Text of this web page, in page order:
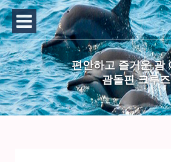
편안하고 즐거운 괌
괌돌핀 크루즈